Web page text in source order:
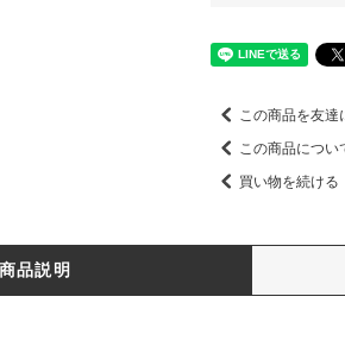
この商品を友達
この商品につい
買い物を続ける
商品説明